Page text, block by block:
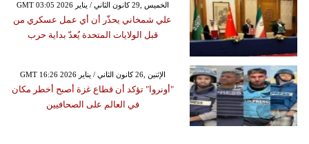
GMT 03:05 2026 الخميس ,29 كانون الثاني / يناير
علي شمخاني يحذّر أن أي عمل عسكري من
قبل الولايات المتحدة يُعدّ بداية حرب
GMT 16:26 2026 الإثنين ,26 كانون الثاني / يناير
"أونروا" تؤكد أن قطاع غزة أصبح أخطر مكان
في العالم على الصحافيين